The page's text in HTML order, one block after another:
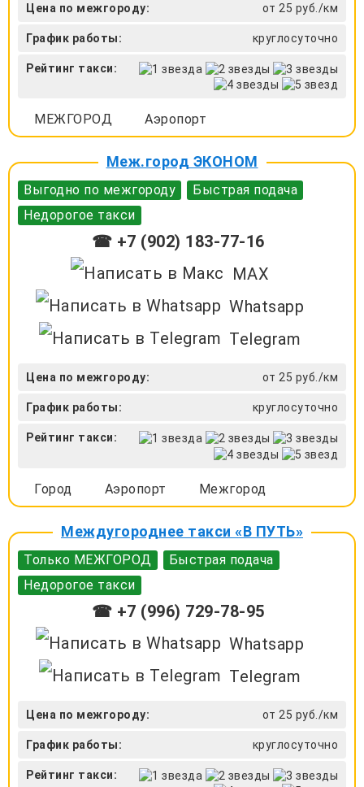
Цена по межгороду: от 25 руб./км
График работы: круглосуточно
Рейтинг такси:
МЕЖГОРОД Аэропорт
Меж.город ЭКОНОМ
Выгодно по межгороду
Быстрая подача
Недорогое такси
☎ +7 (902) 183-77-16
MAX
Whatsapp
Telegram
Цена по межгороду: от 25 руб./км
График работы: круглосуточно
Рейтинг такси:
Город Аэропорт Межгород
Междугороднее такси «В ПУТЬ»
Только МЕЖГОРОД
Быстрая подача
Недорогое такси
☎ +7 (996) 729-78-95
Whatsapp
Telegram
Цена по межгороду: от 25 руб./км
График работы: круглосуточно
Рейтинг такси: